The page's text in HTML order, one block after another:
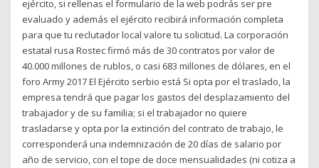
ejército, si rellenas el formulario de la web podrás ser pre
evaluado y además el ejército recibirá información completa
para que tu reclutador local valore tu solicitud. La corporación
estatal rusa Rostec firmó más de 30 contratos por valor de
40.000 millones de rublos, o casi 683 millones de dólares, en el
foro Army 2017 El Ejército serbio está Si opta por el traslado, la
empresa tendrá que pagar los gastos del desplazamiento del
trabajador y de su familia; si el trabajador no quiere
trasladarse y opta por la extinción del contrato de trabajo, le
corresponderá una indemnización de 20 días de salario por
año de servicio, con el tope de doce mensualidades (ni cotiza a